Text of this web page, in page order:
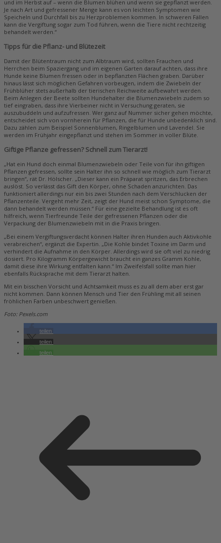
und im Herbst auf – wenn die Blumen blühen und wenn sie gepflanzt werden.
Je nach Art und gefressener Menge kann es von leichten Symptomen wie
Speicheln und Durchfall bis zu Herzproblemen kommen. In schweren Fällen
kann die Vergiftung sogar zum Tod führen, wenn die Tiere nicht rechtzeitig
behandelt werden.“
Tipps für die Pflanz- und Blütezeit
Damit der Blütentraum nicht zum Albtraum wird, sollten Frauchen und
Herrchen beim Spaziergang und im eigenen Garten darauf achten, dass ihre
Hunde keine Blumen fressen oder in bepflanzten Flächen graben. Darüber
hinaus lässt sich möglichen Gefahren vorbeugen, indem die Zwiebeln der
Frühblüher stets außerhalb der tierischen Reichweite aufbewahrt werden.
Beim Anlegen der Beete sollten Hundehalter die Blumenzwiebeln zudem so
tief eingraben, dass ihre Vierbeiner nicht in Versuchung geraten, sie
auszubuddeln und aufzufressen. Wer ganz auf Nummer sicher gehen möchte,
entscheidet sich von vornherein für Pflanzen, die für Hunde unbedenklich sind.
Dazu zählen zum Beispiel Sonnenblumen, Ringelblumen und Lavendel. Sie
werden im Frühjahr eingepflanzt und stehen im Sommer in voller Blüte.
Giftige Pflanze gefressen? Schnell zum Tierarzt!
„Hat ein Hund doch einmal Blumenzwiebeln oder Teile von für ihn giftigen
Pflanzen gefressen, sollte sein Halter ihn so schnell wie möglich zum Tierarzt
bringen“, rät Dr. Hölscher. „Dieser kann ein Präparat spritzen, das Erbrechen
auslöst. So verlässt das Gift den Körper, ohne Schaden anzurichten. Das
funktioniert allerdings nur ein bis zwei Stunden nach dem Verschlucken der
Pflanzenteile. Vergeht mehr Zeit, zeigt der Hund meist schon Symptome, die
dann behandelt werden müssen.“ Für eine gezielte Behandlung ist es oft
hilfreich, wenn Tierfreunde Teile der gefressenen Pflanzen oder die
Verpackung der Blumenzwiebeln mit in die Praxis bringen.
„Bei einem Vergiftungsverdacht können Halter ihren Hunden auch Aktivkohle
verabreichen“, ergänzt die Expertin. „Die Kohle bindet Toxine im Darm und
verhindert die Aufnahme in den Körper. Allerdings wird sie oft viel zu niedrig
dosiert. Pro Kilogramm Körpergewicht braucht ein ganzes Gramm Kohle,
damit diese ihre Wirkung entfalten kann.“ Im Zweifelsfall sollte man hier
ebenfalls Rücksprache mit dem Tierarzt halten.
Mit ein bisschen Vorsicht und Achtsamkeit muss es zu all dem aber erst gar
nicht kommen. Dann können Mensch und Tier den Frühling mit all seinen
fröhlichen Farben unbeschwert genießen.
Foto: Pexels.com
teilen
teilen
teilen